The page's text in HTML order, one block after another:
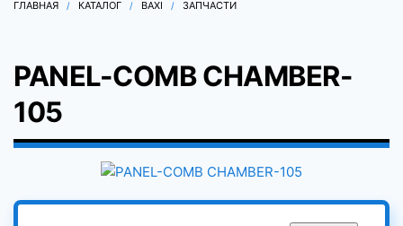
ГЛАВНАЯ КАТАЛОГ BAXI ЗАПЧАСТИ
PANEL-COMB CHAMBER-
105